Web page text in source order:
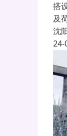
搭
及
沈
24-